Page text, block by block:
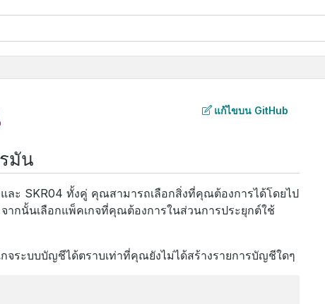
มัน
ละ SKR04 ทั้งคู่ คุณสามารถเลือกสิ่งที่คุณต้องการได้โดยไป
จากนั้นเลือกแพ็คเกจที่คุณต้องการในส่วนการประยุกต์ใช้
จระบบบัญชีได้ตราบเท่าที่คุณยังไม่ได้สร้างรายการบัญชีใดๆ
แก้ไขบน GitHub